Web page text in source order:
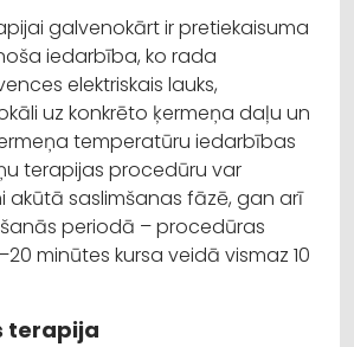
galvenokārt ir pretiekaisuma
iedarbība, ko rada
elektriskais lauks,
uz konkrēto ķermeņa daļu un
temperatūru iedarbības
terapijas procedūru var
akūtā saslimšanas fāzē, gan arī
periodā – procedūras
minūtes kursa veidā vismaz 10
terapija